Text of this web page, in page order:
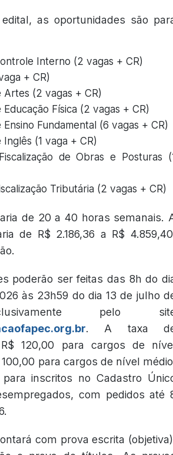
as oportunidades são
Interno (2 vagas + CR)
+ CR)
Artes (2 vagas + CR)
Física (2 vagas + CR)
Fundamental (6 vagas + CR)
(1 vaga + CR)
de Obras e Posturas
Tributária (2 vagas + CR)
de 20 a 40 horas semanais.
de R$ 2.186,36 a R$
poderão ser feitas das 8h do
às 23h59 do dia 13 de julho
pelo
. A taxa
120,00 para cargos de
para cargos de nível
para inscritos no Cadastro
com pedidos até
com prova escrita